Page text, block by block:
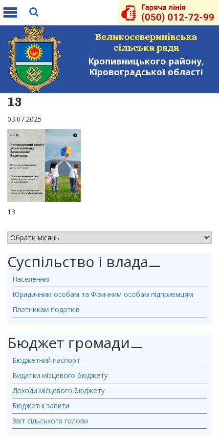
Toggle
Великосеверинівська
сільська рада
Кропивницького району,
Кіровоградської області
13
03.07.2025
13
Суспільство і влада⚊
Населенню
Юридичним особам та Фізичним особам підприємцям
Платникам податків
Бюджет громади⚊
Бюджетний паспорт
Видатки місцевого бюджету
Доходи місцевого бюджету
Бюджетні запити
Звіт сільського голови